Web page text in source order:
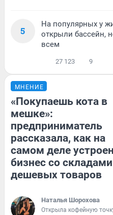
5
На популярных у
открыли бассейн,
всем
27 123 9
МНЕНИЕ
«Покупаешь кота в
мешке»:
предприниматель
рассказала, как на
самом деле устроен
бизнес со складами
дешевых товаров
Наталья Шорохова
Открыла кофейную